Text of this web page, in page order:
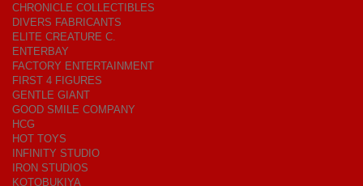
CHRONICLE COLLECTIBLES
DIVERS FABRICANTS
ELITE CREATURE C.
ENTERBAY
FACTORY ENTERTAINMENT
FIRST 4 FIGURES
GENTLE GIANT
GOOD SMILE COMPANY
HCG
HOT TOYS
INFINITY STUDIO
IRON STUDIOS
KOTOBUKIYA